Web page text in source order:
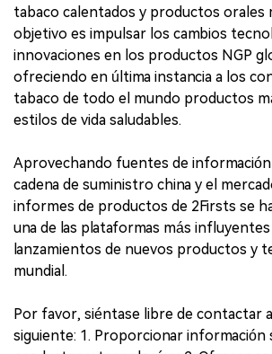
tabaco calentados y productos orales
objetivo es impulsar los cambios
innovaciones en los productos NGP
ofreciendo en última instancia a los
tabaco de todo el mundo productos
estilos de vida saludables.
Aprovechando fuentes de
cadena de suministro china y el
informes de productos de 2Firsts se
una de las plataformas más
lanzamientos de nuevos productos y
mundial.
Por favor, siéntase libre de contactar
siguiente: 1. Proporcionar información